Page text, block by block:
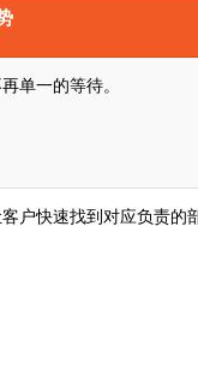
单一的等待。
户快速找到对应负责的